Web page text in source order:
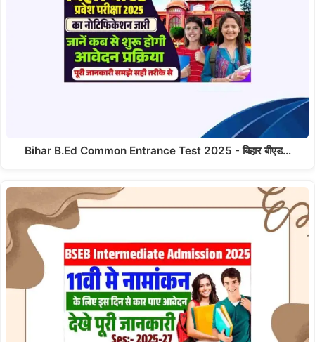
Bihar B.Ed Common Entrance Test 2025 - बिहार बीएड…